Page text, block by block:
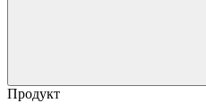
Продукт